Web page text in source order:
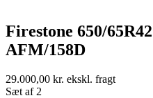
Firestone 650/
AFM/158D
29.000,00 kr. ekskl. fragt
Sæt af 2